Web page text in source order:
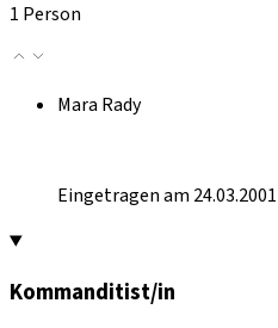
1 Person
Mara Rady
Eingetragen am 24.03.2001
Kommanditist/in